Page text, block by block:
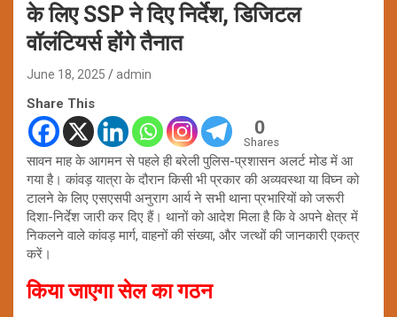
के लिए SSP ने दिए निर्देश, डिजिटल
वॉलंटियर्स होंगे तैनात
June 18, 2025 admin
Share This
0
Shares
सावन माह के आगमन से पहले ही बरेली पुलिस-प्रशासन अलर्ट मोड में आ
गया है। कांवड़ यात्रा के दौरान किसी भी प्रकार की अव्यवस्था या विघ्न को
टालने के लिए एसएसपी अनुराग आर्य ने सभी थाना प्रभारियों को जरूरी
दिशा-निर्देश जारी कर दिए हैं। थानों को आदेश मिला है कि वे अपने क्षेत्र में
निकलने वाले कांवड़ मार्ग, वाहनों की संख्या, और जत्थों की जानकारी एकत्र
करें।
किया जाएगा सेल का गठन